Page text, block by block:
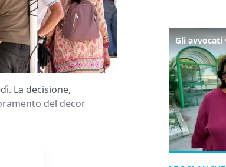
La decisione,
del decor